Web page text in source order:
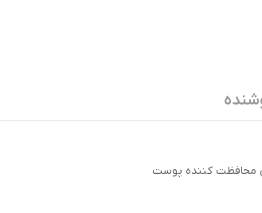
محافظت کننده پوست